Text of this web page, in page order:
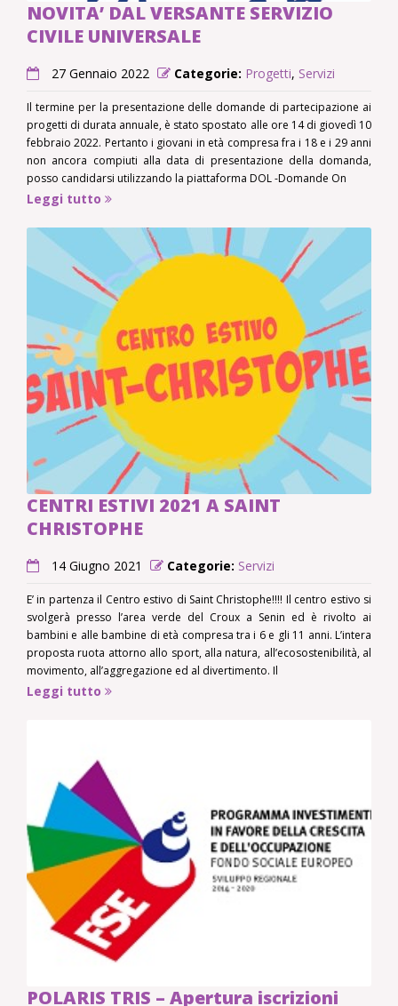
NOVITA’ DAL VERSANTE SERVIZIO
CIVILE UNIVERSALE
27 Gennaio 2022 Categorie: Progetti, Servizi
Il termine per la presentazione delle domande di partecipazione ai
progetti di durata annuale, è stato spostato alle ore 14 di giovedì 10
febbraio 2022. Pertanto i giovani in età compresa fra i 18 e i 29 anni
non ancora compiuti alla data di presentazione della domanda,
posso candidarsi utilizzando la piattaforma DOL -Domande On
Leggi tutto
CENTRI ESTIVI 2021 A SAINT
CHRISTOPHE
14 Giugno 2021 Categorie: Servizi
E’ in partenza il Centro estivo di Saint Christophe!!!! Il centro estivo si
svolgerà presso l’area verde del Croux a Senin ed è rivolto ai
bambini e alle bambine di età compresa tra i 6 e gli 11 anni. L’intera
proposta ruota attorno allo sport, alla natura, all’ecosostenibilità, al
movimento, all’aggregazione ed al divertimento. Il
Leggi tutto
POLARIS TRIS – Apertura iscrizioni